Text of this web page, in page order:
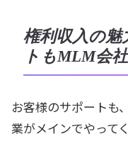
権利収入の
トもMLM会
お客様のサポートも
業がメインでやって